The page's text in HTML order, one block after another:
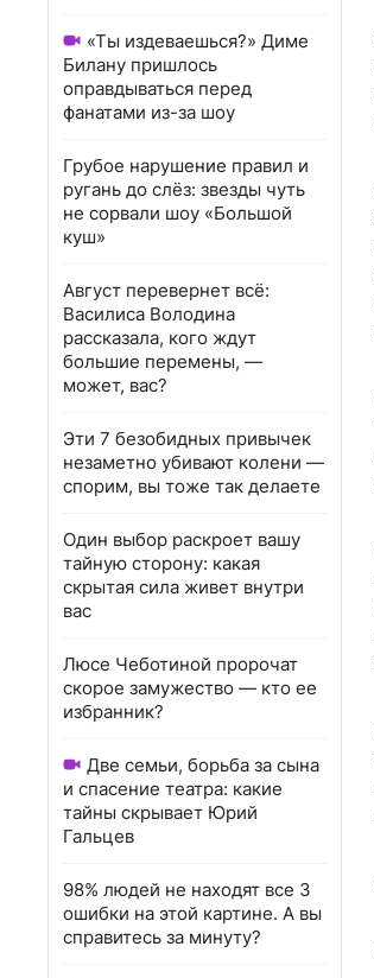
«Ты издеваешься?» Диме
Билану пришлось
оправдываться перед
фанатами из-за шоу
Грубое нарушение правил и
ругань до слёз: звезды чуть
не сорвали шоу «Большой
куш»
Август перевернет всё:
Василиса Володина
рассказала, кого ждут
большие перемены, —
может, вас?
Эти 7 безобидных привычек
незаметно убивают колени —
спорим, вы тоже так делаете
Один выбор раскроет вашу
тайную сторону: какая
скрытая сила живет внутри
вас
Люсе Чеботиной пророчат
скорое замужество — кто ее
избранник?
Две семьи, борьба за сына
и спасение театра: какие
тайны скрывает Юрий
Гальцев
98% людей не находят все 3
ошибки на этой картине. А вы
справитесь за минуту?